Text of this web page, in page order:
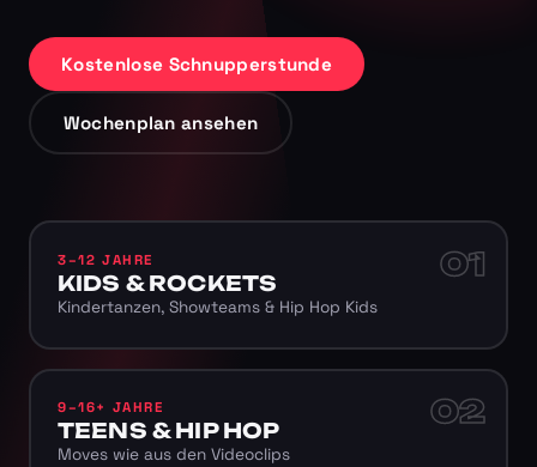
Kostenlose Schnupperstunde
Wochenplan ansehen
01
3–12 JAHRE
KIDS & ROCKETS
Kindertanzen, Showteams & Hip Hop Kids
02
9–16+ JAHRE
TEENS & HIP HOP
Moves wie aus den Videoclips